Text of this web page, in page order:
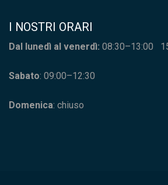
I NOSTRI ORARI
Dal lunedì al venerdì: 08:30–13:00
Sabato: 09:00–12:30
Domenica: chiuso